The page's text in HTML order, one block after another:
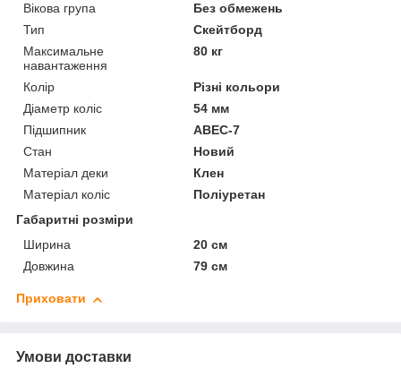
Вікова група
Без обмежень
Тип
Скейтборд
Максимальне
навантаження
80 кг
Колір
Різні кольори
Діаметр коліс
54 мм
Підшипник
ABEC-7
Стан
Новий
Матеріал деки
Клен
Матеріал коліс
Поліуретан
Габаритні розміри
Ширина
20 см
Довжина
79 см
Приховати
Умови доставки